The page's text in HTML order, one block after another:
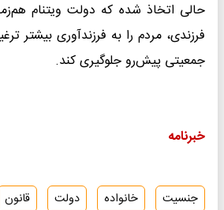
حالی اتخاذ شده که دولت ویتنام
فرزندی، مردم را به فرزندآوری بیشتر
جمعیتی پیش‌رو جلوگیری کند.
خبرنامه
جنسیت خانواده دولت قانون